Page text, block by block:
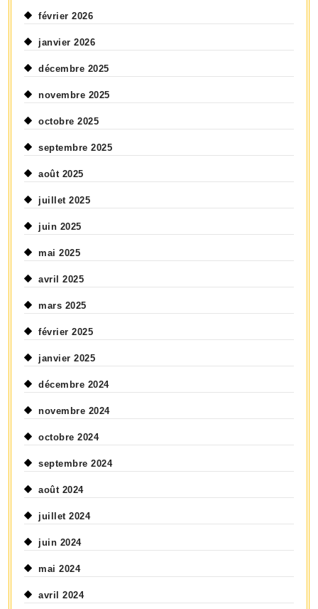
février 2026
janvier 2026
décembre 2025
novembre 2025
octobre 2025
septembre 2025
août 2025
juillet 2025
juin 2025
mai 2025
avril 2025
mars 2025
février 2025
janvier 2025
décembre 2024
novembre 2024
octobre 2024
septembre 2024
août 2024
juillet 2024
juin 2024
mai 2024
avril 2024